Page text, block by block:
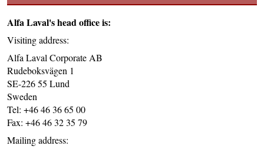
INS MAIN WEBSITE
ABOUT US
Alfa Laval's head office is:
Visiting address:
Alfa Laval Corporate AB
Rudeboksvägen 1
SE-226 55 Lund
Sweden
Tel: +46 46 36 65 00
Fax: +46 46 32 35 79
Mailing address: